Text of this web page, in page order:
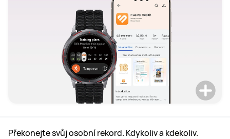
Překonejte svůj osobní rekord. Kdykoliv a kdekoliv.